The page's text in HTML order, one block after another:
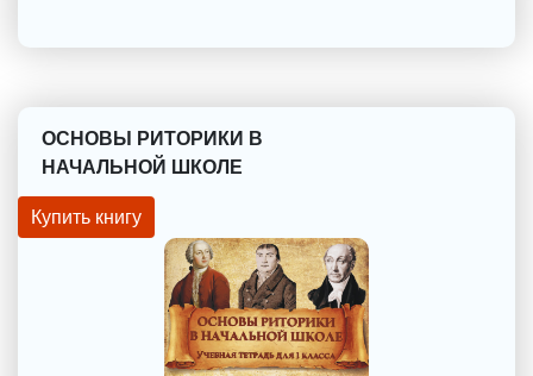
ОСНОВЫ РИТОРИКИ В
НАЧАЛЬНОЙ ШКОЛЕ
Купить книгу